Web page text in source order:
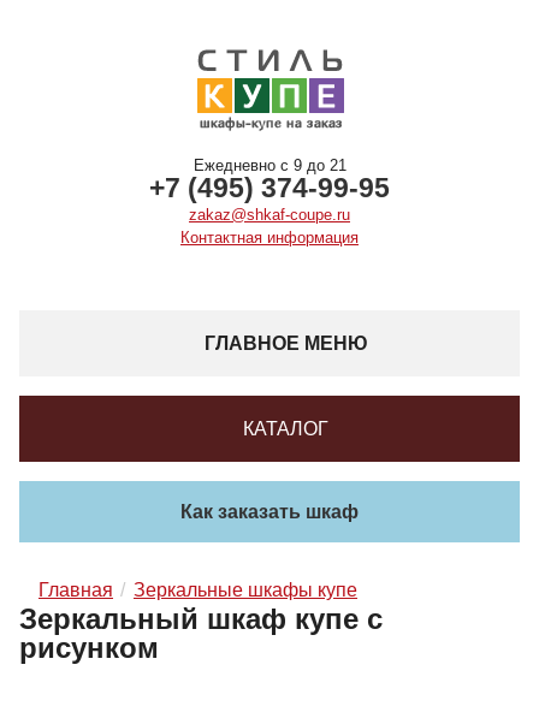
Ежедневно с 9 до 21
+7 (495) 374-99-95
zakaz@shkaf-coupe.ru
Контактная информация
ГЛАВНОЕ МЕНЮ
КАТАЛОГ
Как заказать шкаф
Главная Зеркальные шкафы купе
Зеркальный шкаф купе с
рисунком